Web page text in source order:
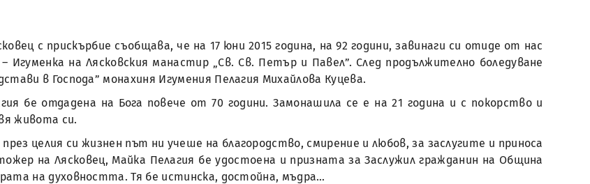
с прискърбие съобщава, че на 17 юни 2015 година, на 92 години, завинаги си отиде от нас
Игуменка на Лясковския манастир „Св. Св. Петър и Павел”. След продължително боледуване
в Господа” монахиня Игумения Пелагия Михайлова Куцева.
бе отдадена на Бога повече от 70 години. Замонашила се е на 21 година и с покорство и
живота си.
целия си жизнен път ни учеше на благородство, смирение и любов, за заслугите и приноса
на Лясковец, Майка Пелагия бе удостоена и призната за Заслужил гражданин на Община
на духовността. Тя бе истинска, достойна, мъдра…